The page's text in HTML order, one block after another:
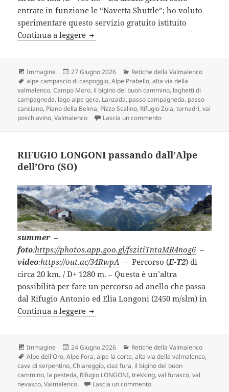
entrate in funzione le “Navetta Shuttle”; ho voluto
sperimentare questo servizio gratuito istituito
Continua a leggere VAL POSCHIAVINA e LAGHI DI
Formato
Immagine
Scritto
il
27 Giugno 2026 Categorie
Retiche della Valmalenco
Tag
alpe campascio di caspoggio,Alpe Prabello,alta via della
valmalenco,Campo Moro, il bigino del buon cammino, laghetti di
campagneda, lago alpe gera, Lanzada, passo campagneda, passo
canciano, Piano della Belma, Pizzo Scalino, Rifugio Zoia,tornadri,val
poschiavino,Valmalenco Lascia un commentosu VAL POSCHIAVINA
RIFUGIO LONGONI passando dall’Alpe
dell’Oro (SO)
summer–
foto:https://photos.app.goo.gl/fszitiTntaMR4nog6–
video:https://out.ac/34RwpA – Percorso (E-T2) di
circa 20 km. / D+ 1280 m. – Questa è un’altra
possibilità per fare un percorso ad anello che passa
dal Rifugio Antonio ed Elia Longoni (2450 m/slm) in
Continua a leggere RIFUGIO LONGONI passando
Formato
Immagine
Scritto
il
24 Giugno 2026 Categorie
Retiche della Valmalenco
Tag
Alpe dell'Oro,Alpe Fora,alpe la corte,alta via della valmalenco,
cave di serpentino,Chiareggio,ciaz fura, il bigino del buon
cammino, la pesteda, Rifugio LONGONI,trekking,val furasco,val
nevasco,Valmalenco Lascia un commentosu RIFUGIO LONGONI